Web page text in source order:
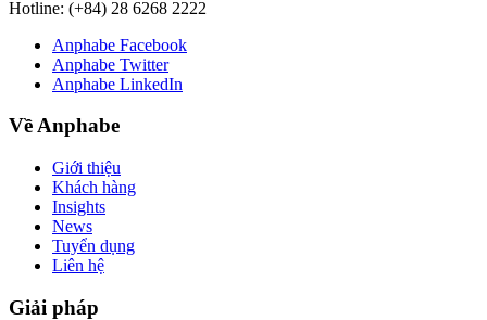
Hotline: (+84) 28 6268 2222
Anphabe Facebook
Anphabe Twitter
Anphabe LinkedIn
Về Anphabe
Giới thiệu
Khách hàng
Insights
News
Tuyển dụng
Liên hệ
Giải pháp